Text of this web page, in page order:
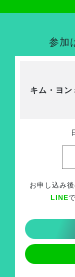
参加
キム・ヨ
お申し込み
LINE